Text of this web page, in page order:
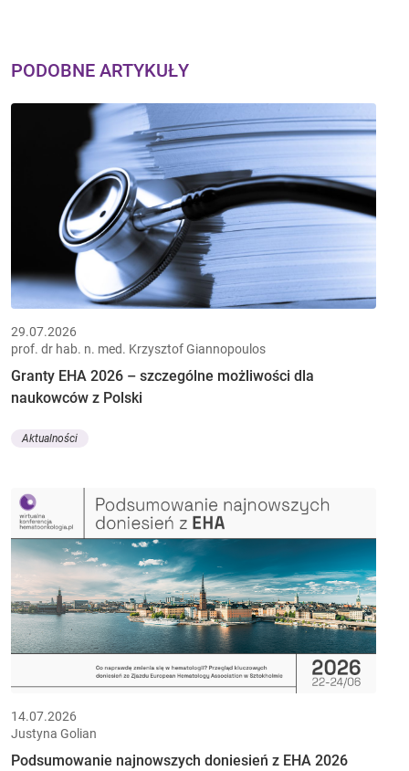
PODOBNE ARTYKUŁY
29.07.2026
prof. dr hab. n. med. Krzysztof Giannopoulos
Granty EHA 2026 – szczególne możliwości dla
naukowców z Polski
Aktualności
14.07.2026
Justyna Golian
Podsumowanie najnowszych doniesień z EHA 2026